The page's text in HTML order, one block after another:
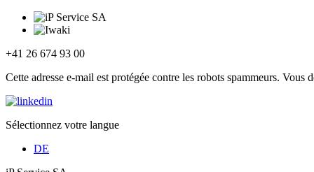
+41 26 674 93 00
Cette adresse e-mail est protégée contre les robots spammeurs.
Sélectionnez votre langue
DE